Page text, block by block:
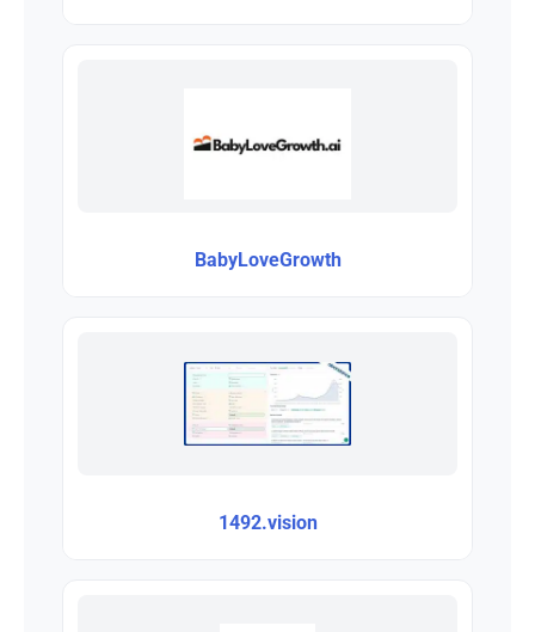
BabyLoveGrowth
1492.vision